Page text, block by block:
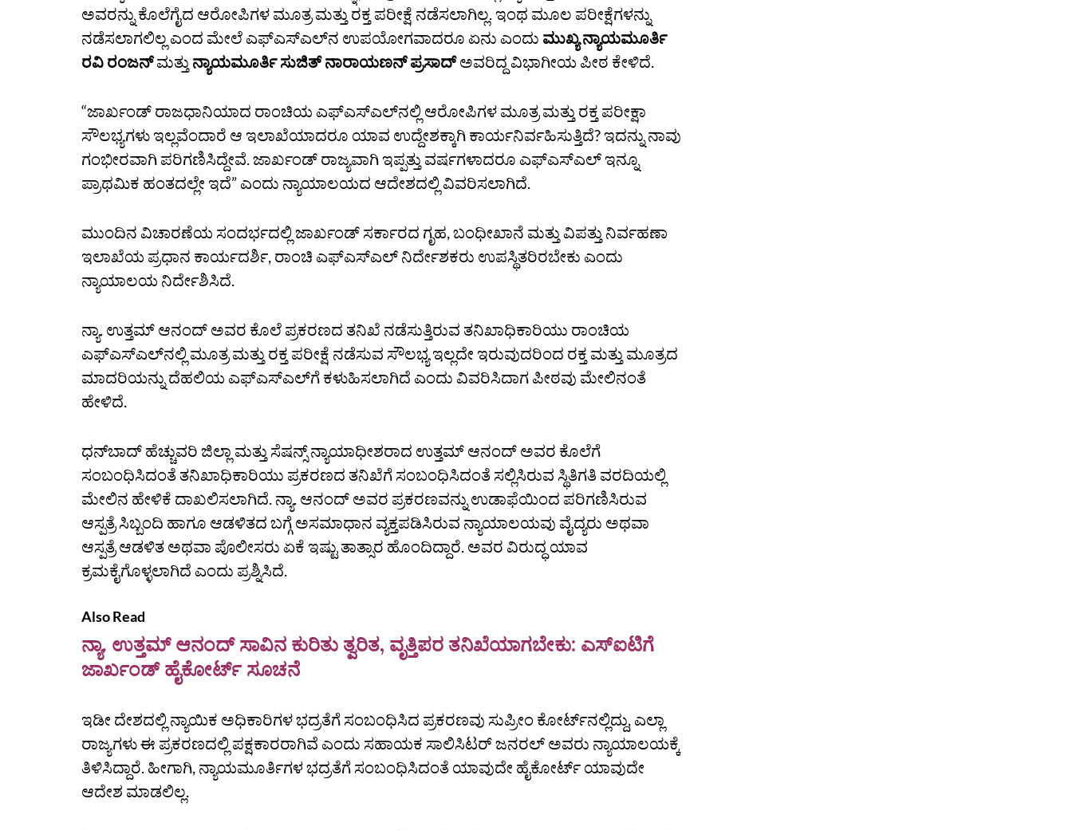
ಅವರನ್ನು ಕೊಲೆಗೈದ ಆರೋಪಿಗಳ ಮೂತ್ರ ಮತ್ತು ರಕ್ತ ಪರೀಕ್ಷೆ ನಡೆಸಲಾಗಿಲ್ಲ. ಇಂಥ ಮೂಲ ಪರೀಕ್ಷೆಗಳನ್ನು
ನಡೆಸಲಾಗಲಿಲ್ಲ ಎಂದ ಮೇಲೆ ಎಫ್‌ಎಸ್‌ಎಲ್‌ನ ಉಪಯೋಗವಾದರೂ ಏನು ಎಂದು ಮುಖ್ಯ ನ್ಯಾಯಮೂರ್ತಿ
ರವಿ ರಂಜನ್‌ಮತ್ತು ನ್ಯಾಯಮೂರ್ತಿ ಸುಜಿತ್‌ ನಾರಾಯಣನ್‌ ಪ್ರಸಾದ್‌ಅವರಿದ್ದ ವಿಭಾಗೀಯ ಪೀಠ ಕೇಳಿದೆ.
“ಜಾರ್ಖಂಡ್ ರಾಜಧಾನಿಯಾದ ರಾಂಚಿಯ ಎಫ್‌ಎಸ್‌ಎಲ್‌ನಲ್ಲಿ ಆರೋಪಿಗಳ ಮೂತ್ರ ಮತ್ತು ರಕ್ತ ಪರೀಕ್ಷಾ
ಸೌಲಭ್ಯಗಳು ಇಲ್ಲವೆಂದಾರೆ ಆ ಇಲಾಖೆಯಾದರೂ ಯಾವ ಉದ್ದೇಶಕ್ಕಾಗಿ ಕಾರ್ಯನಿರ್ವಹಿಸುತ್ತಿದೆ? ಇದನ್ನು ನಾವು
ಗಂಭೀರವಾಗಿ ಪರಿಗಣಿಸಿದ್ದೇವೆ. ಜಾರ್ಖಂಡ್‌ ರಾಜ್ಯವಾಗಿ ಇಪ್ಪತ್ತು ವರ್ಷಗಳಾದರೂ ಎಫ್‌ಎಸ್‌ಎಲ್‌ ಇನ್ನೂ
ಪ್ರಾಥಮಿಕ ಹಂತದಲ್ಲೇ ಇದೆ” ಎಂದು ನ್ಯಾಯಾಲಯದ ಆದೇಶದಲ್ಲಿ ವಿವರಿಸಲಾಗಿದೆ.
ಮುಂದಿನ ವಿಚಾರಣೆಯ ಸಂದರ್ಭದಲ್ಲಿ ಜಾರ್ಖಂಡ್‌ ಸರ್ಕಾರದ ಗೃಹ, ಬಂಧೀಖಾನೆ ಮತ್ತು ವಿಪತ್ತು ನಿರ್ವಹಣಾ
ಇಲಾಖೆಯ ಪ್ರಧಾನ ಕಾರ್ಯದರ್ಶಿ, ರಾಂಚಿ ಎಫ್‌ಎಸ್‌ಎಲ್‌ ನಿರ್ದೇಶಕರು ಉಪಸ್ಥಿತರಿರಬೇಕು ಎಂದು
ನ್ಯಾಯಾಲಯ ನಿರ್ದೇಶಿಸಿದೆ.
ನ್ಯಾ. ಉತ್ತಮ್‌ ಆನಂದ್‌ ಅವರ ಕೊಲೆ ಪ್ರಕರಣದ ತನಿಖೆ ನಡೆಸುತ್ತಿರುವ ತನಿಖಾಧಿಕಾರಿಯು ರಾಂಚಿಯ
ಎಫ್‌ಎಸ್‌ಎಲ್‌ನಲ್ಲಿ ಮೂತ್ರ ಮತ್ತು ರಕ್ತ ಪರೀಕ್ಷೆ ನಡೆಸುವ ಸೌಲಭ್ಯ ಇಲ್ಲದೇ ಇರುವುದರಿಂದ ರಕ್ತ ಮತ್ತು ಮೂತ್ರದ
ಮಾದರಿಯನ್ನು ದೆಹಲಿಯ ಎಫ್‌ಎಸ್‌ಎಲ್‌ಗೆ ಕಳುಹಿಸಲಾಗಿದೆ ಎಂದು ವಿವರಿಸಿದಾಗ ಪೀಠವು ಮೇಲಿನಂತೆ
ಹೇಳಿದೆ.
ಧನ್‌ಬಾದ್‌ ಹೆಚ್ಚುವರಿ ಜಿಲ್ಲಾ ಮತ್ತು ಸೆಷನ್ಸ್‌ ನ್ಯಾಯಾಧೀಶರಾದ ಉತ್ತಮ್‌ ಆನಂದ್‌ ಅವರ ಕೊಲೆಗೆ
ಸಂಬಂಧಿಸಿದಂತೆ ತನಿಖಾಧಿಕಾರಿಯು ಪ್ರಕರಣದ ತನಿಖೆಗೆ ಸಂಬಂಧಿಸಿದಂತೆ ಸಲ್ಲಿಸಿರುವ ಸ್ಥಿತಿಗತಿ ವರದಿಯಲ್ಲಿ
ಮೇಲಿನ ಹೇಳಿಕೆ ದಾಖಲಿಸಲಾಗಿದೆ. ನ್ಯಾ. ಆನಂದ್‌ ಅವರ ಪ್ರಕರಣವನ್ನು ಉಡಾಫೆಯಿಂದ ಪರಿಗಣಿಸಿರುವ
ಆಸ್ಪತ್ರೆ ಸಿಬ್ಬಂದಿ ಹಾಗೂ ಆಡಳಿತದ ಬಗ್ಗೆ ಅಸಮಾಧಾನ ವ್ಯಕ್ತಪಡಿಸಿರುವ ನ್ಯಾಯಾಲಯವು ವೈದ್ಯರು ಅಥವಾ
ಆಸ್ಪತ್ರೆ ಆಡಳಿತ ಅಥವಾ ಪೊಲೀಸರು ಏಕೆ ಇಷ್ಟು ತಾತ್ಸಾರ ಹೊಂದಿದ್ದಾರೆ. ಅವರ ವಿರುದ್ಧ ಯಾವ
ಕ್ರಮಕೈಗೊಳ್ಳಲಾಗಿದೆ ಎಂದು ಪ್ರಶ್ನಿಸಿದೆ.
Also Read
ನ್ಯಾ. ಉತ್ತಮ್ ಆನಂದ್ ಸಾವಿನ ಕುರಿತು ತ್ವರಿತ, ವೃತ್ತಿಪರ ತನಿಖೆಯಾಗಬೇಕು: ಎಸ್ಐಟಿಗೆ
ಜಾರ್ಖಂಡ್ ಹೈಕೋರ್ಟ್ ಸೂಚನೆ
ಇಡೀ ದೇಶದಲ್ಲಿ ನ್ಯಾಯಿಕ ಅಧಿಕಾರಿಗಳ ಭದ್ರತೆಗೆ ಸಂಬಂಧಿಸಿದ ಪ್ರಕರಣವು ಸುಪ್ರೀಂ ಕೋರ್ಟ್‌ನಲ್ಲಿದ್ದು, ಎಲ್ಲಾ
ರಾಜ್ಯಗಳು ಈ ಪ್ರಕರಣದಲ್ಲಿ ಪಕ್ಷಕಾರರಾಗಿವೆ ಎಂದು ಸಹಾಯಕ ಸಾಲಿಸಿಟರ್‌ ಜನರಲ್‌ ಅವರು ನ್ಯಾಯಾಲಯಕ್ಕೆ
ತಿಳಿಸಿದ್ದಾರೆ. ಹೀಗಾಗಿ, ನ್ಯಾಯಮೂರ್ತಿಗಳ ಭದ್ರತೆಗೆ ಸಂಬಂಧಿಸಿದಂತೆ ಯಾವುದೇ ಹೈಕೋರ್ಟ್‌ ಯಾವುದೇ
ಆದೇಶ ಮಾಡಲಿಲ್ಲ.